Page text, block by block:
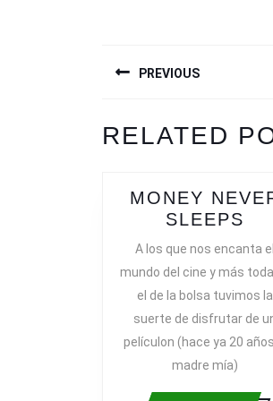
DE
ENTRADAS
PREVIOUS
post:
RELATED
MONEY
SLEEPS
A los que nos encanta el
mundo del cine y más
el de la bolsa tuvimos la
suerte de disfrutar de
películon (hace ya 20
madre mía)